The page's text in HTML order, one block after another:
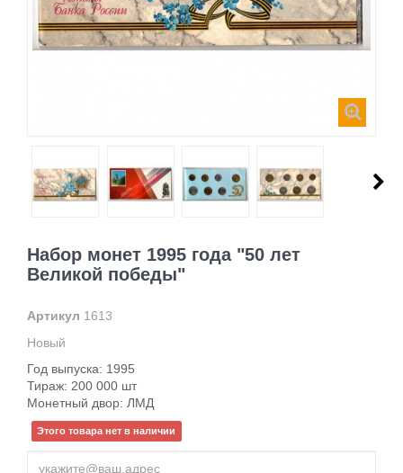
Набор монет 1995 года "50 лет
Великой победы"
Артикул 1613
Новый
Год выпуска: 1995
Тираж: 200 000 шт
Монетный двор: ЛМД
Этого товара нет в наличии